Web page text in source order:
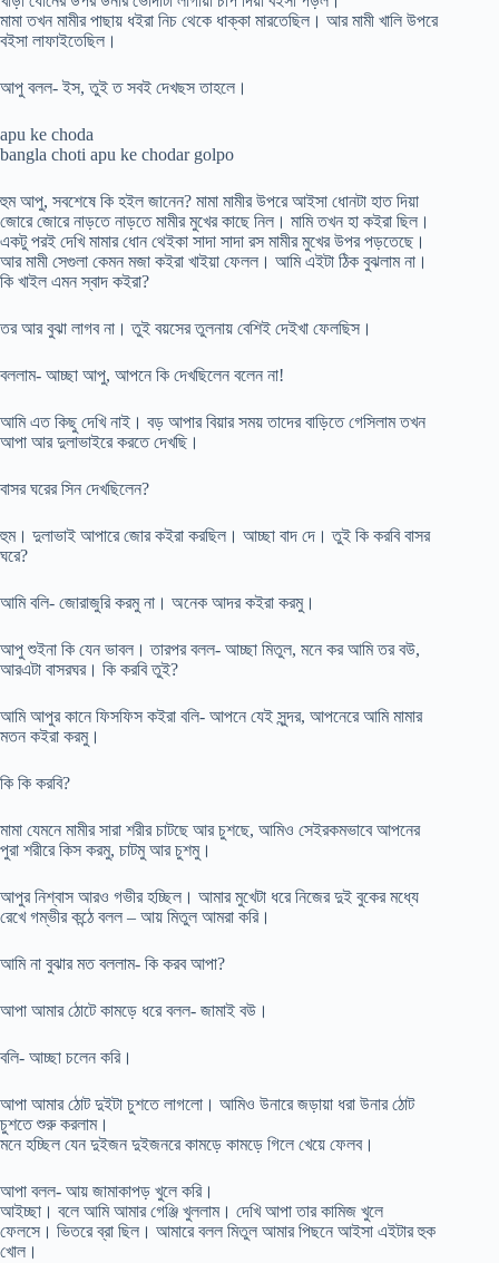
মামা তখন মামীর পাছায় ধইরা নিচ থেকে ধাক্কা মারতেছিল। আর মামী খালি উপরে
বইসা লাফাইতেছিল।
আপু বলল- ইস, তুই ত সবই দেখছস তাহলে।
apu ke choda
bangla choti apu ke chodar golpo
হুম আপু, সবশেষে কি হইল জানেন? মামা মামীর উপরে আইসা ধোনটা হাত দিয়া
জোরে জোরে নাড়তে নাড়তে মামীর মুখের কাছে নিল। মামি তখন হা কইরা ছিল।
একটু পরই দেখি মামার ধোন থেইকা সাদা সাদা রস মামীর মুখের উপর পড়তেছে।
আর মামী সেগুলা কেমন মজা কইরা খাইয়া ফেলল। আমি এইটা ঠিক বুঝলাম না।
কি খাইল এমন স্বাদ কইরা?
তর আর বুঝা লাগব না। তুই বয়সের তুলনায় বেশিই দেইখা ফেলছিস।
বললাম- আচ্ছা আপু, আপনে কি দেখছিলেন বলেন না!
আমি এত কিছু দেখি নাই। বড় আপার বিয়ার সময় তাদের বাড়িতে গেসিলাম তখন
আপা আর দুলাভাইরে করতে দেখছি।
বাসর ঘরের সিন দেখছিলেন?
হুম। দুলাভাই আপারে জোর কইরা করছিল। আচ্ছা বাদ দে। তুই কি করবি বাসর
ঘরে?
আমি বলি- জোরাজুরি করমু না। অনেক আদর কইরা করমু।
আপু শুইনা কি যেন ভাবল। তারপর বলল- আচ্ছা মিতুল, মনে কর আমি তর বউ,
আরএটা বাসরঘর। কি করবি তুই?
আমি আপুর কানে ফিসফিস কইরা বলি- আপনে যেই সুন্দর, আপনেরে আমি মামার
মতন কইরা করমু।
কি কি করবি?
মামা যেমনে মামীর সারা শরীর চাটছে আর চুশছে, আমিও সেইরকমভাবে আপনের
পুরা শরীরে কিস করমু, চাটমু আর চুশমু।
আপুর নিশ্বাস আরও গভীর হচ্ছিল। আমার মুখেটা ধরে নিজের দুই বুকের মধ্যে
রেখে গম্ভীর কন্ঠে বলল – আয় মিতুল আমরা করি।
আমি না বুঝার মত বললাম- কি করব আপা?
আপা আমার ঠোটে কামড়ে ধরে বলল- জামাই বউ।
বলি- আচ্ছা চলেন করি।
আপা আমার ঠোট দুইটা চুশতে লাগলো। আমিও উনারে জড়ায়া ধরা উনার ঠোট
চুশতে শুরু করলাম।
মনে হচ্ছিল যেন দুইজন দুইজনরে কামড়ে কামড়ে গিলে খেয়ে ফেলব।
আপা বলল- আয় জামাকাপড় খুলে করি।
আইচ্ছা। বলে আমি আমার গেঞ্জি খুললাম। দেখি আপা তার কামিজ খুলে
ফেলসে। ভিতরে ব্রা ছিল। আমারে বলল মিতুল আমার পিছনে আইসা এইটার হুক
খোল।